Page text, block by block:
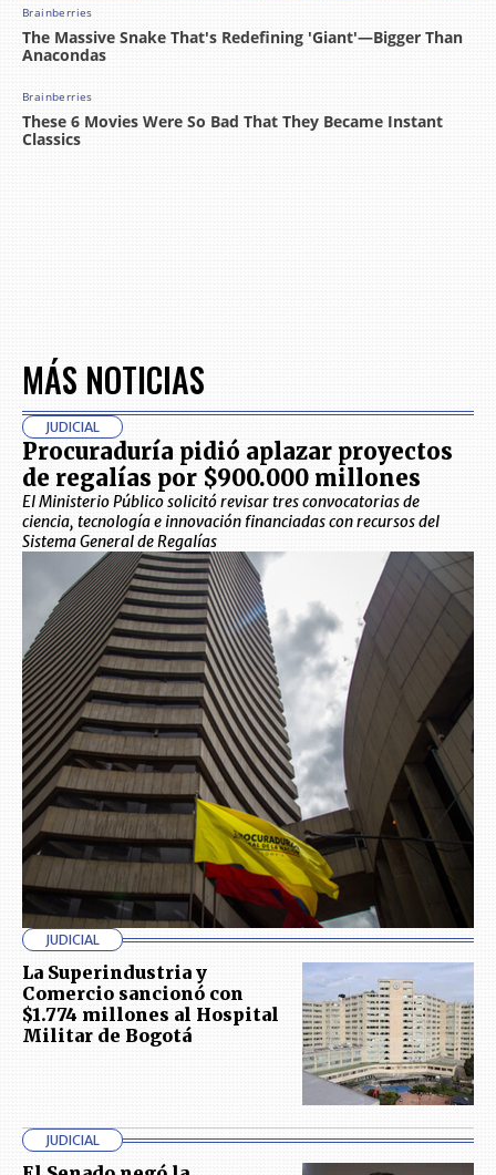
MÁS NOTICIAS
JUDICIAL
Procuraduría pidió aplazar proyectos
de regalías por $900.000 millones
El Ministerio Público solicitó revisar tres convocatorias de
ciencia, tecnología e innovación financiadas con recursos del
Sistema General de Regalías
JUDICIAL
La Superindustria y
Comercio sancionó con
$1.774 millones al Hospital
Militar de Bogotá
JUDICIAL